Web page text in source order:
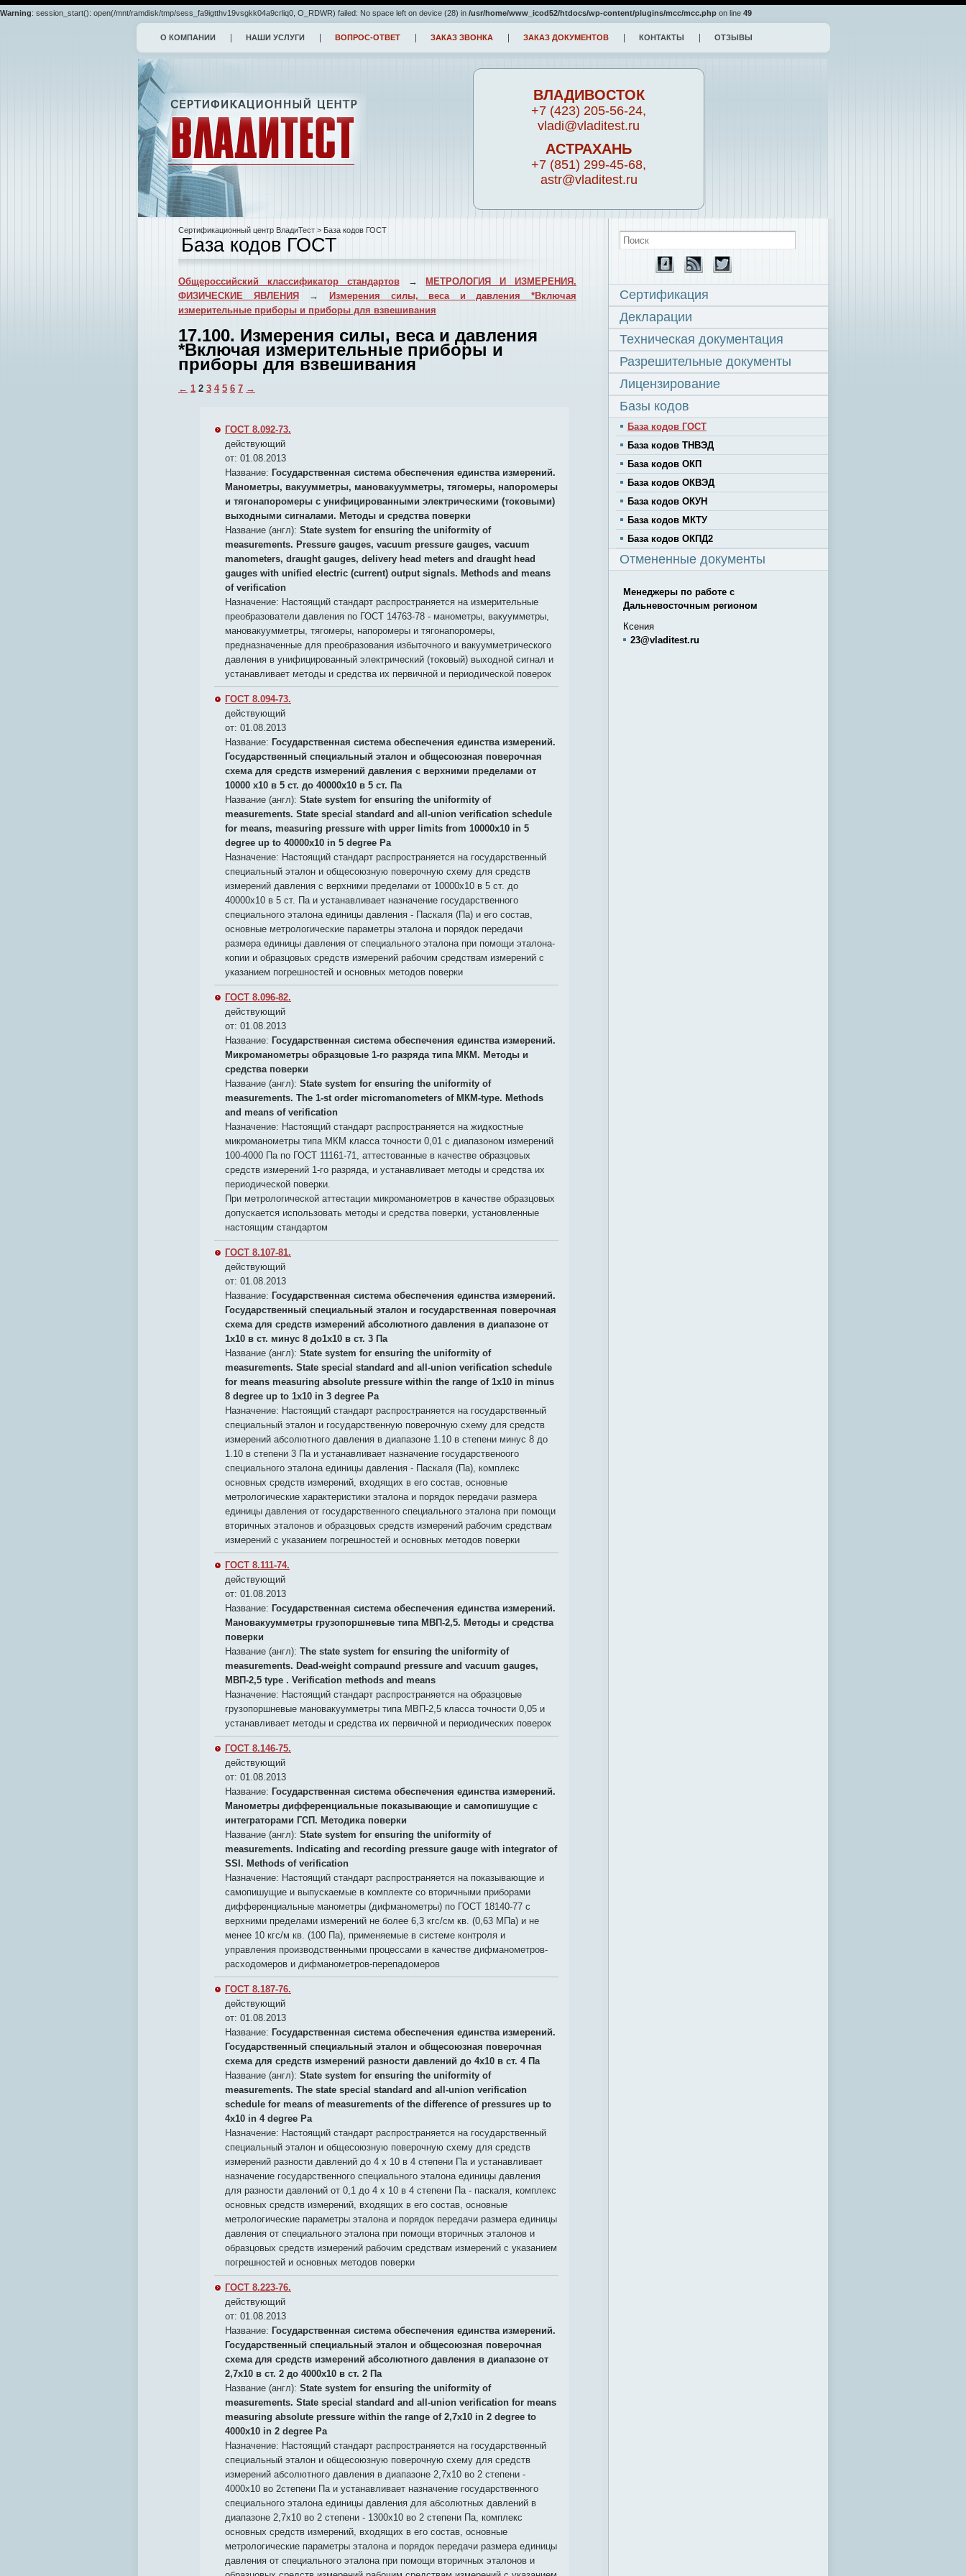
Warning: session_start(): open(/mnt/ramdisk/tmp/sess_fa9igtthv19vsgkk04a9crliq0, O_RDWR) failed: No space left on device (28) in /usr/home/www_icod52/htdocs/wp-content/plugins/mcc/mcc.php on line 49
О КОМПАНИИ НАШИ УСЛУГИ ВОПРОС-ОТВЕТ ЗАКАЗ ЗВОНКА ЗАКАЗ ДОКУМЕНТОВ КОНТАКТЫ ОТЗЫВЫ
ВЛАДИВОСТОК
+7 (423) 205-56-24,
vladi@vladitest.ru
АСТРАХАНЬ
+7 (851) 299-45-68,
astr@vladitest.ru
Сертификационный центр ВладиТест > База кодов ГОСТ
База кодов ГОСТ
Общероссийский классификатор стандартов→
МЕТРОЛОГИЯ И ИЗМЕРЕНИЯ.
ФИЗИЧЕСКИЕ ЯВЛЕНИЯ
→
Измерения силы, веса и давления *Включая
измерительные приборы и приборы для взвешивания
17.100. Измерения силы, веса и давления
*Включая измерительные приборы и
приборы для взвешивания
← 1 2 3 4 5 6 7 →
ГОСТ 8.092-73.
действующий
от: 01.08.2013
Название: Государственная система обеспечения единства измерений.
Манометры, вакуумметры, мановакуумметры, тягомеры, напоромеры
и тягонапоромеры с унифицированными электрическими (токовыми)
выходными сигналами. Методы и средства поверки
Название (англ): State system for ensuring the uniformity of
measurements. Pressure gauges, vacuum pressure gauges, vacuum
manometers, draught gauges, delivery head meters and draught head
gauges with unified electric (current) output signals. Methods and means
of verification
Назначение: Настоящий стандарт распространяется на измерительные
преобразователи давления по ГОСТ 14763-78 - манометры, вакуумметры,
мановакуумметры, тягомеры, напоромеры и тягонапоромеры,
предназначенные для преобразования избыточного и вакуумметрического
давления в унифицированный электрический (токовый) выходной сигнал и
устанавливает методы и средства их первичной и периодической поверок
ГОСТ 8.094-73.
действующий
от: 01.08.2013
Название: Государственная система обеспечения единства измерений.
Государственный специальный эталон и общесоюзная поверочная
схема для средств измерений давления с верхними пределами от
10000 х10 в 5 ст. до 40000х10 в 5 ст. Па
Название (англ): State system for ensuring the uniformity of
measurements. State special standard and all-union verification schedule
for means, measuring pressure with upper limits from 10000x10 in 5
degree up to 40000x10 in 5 degree Pa
Назначение: Настоящий стандарт распространяется на государственный
специальный эталон и общесоюзную поверочную схему для средств
измерений давления с верхними пределами от 10000х10 в 5 ст. до
40000х10 в 5 ст. Па и устанавливает назначение государственного
специального эталона единицы давления - Паскаля (Па) и его состав,
основные метрологические параметры эталона и порядок передачи
размера единицы давления от специального эталона при помощи эталона-
копии и образцовых средств измерений рабочим средствам измерений с
указанием погрешностей и основных методов поверки
ГОСТ 8.096-82.
действующий
от: 01.08.2013
Название: Государственная система обеспечения единства измерений.
Микроманометры образцовые 1-го разряда типа МКМ. Методы и
средства поверки
Название (англ): State system for ensuring the uniformity of
measurements. The 1-st order micromanometers of МКМ-type. Methods
and means of verification
Назначение: Настоящий стандарт распространяется на жидкостные
микроманометры типа МКМ класса точности 0,01 с диапазоном измерений
100-4000 Па по ГОСТ 11161-71, аттестованные в качестве образцовых
средств измерений 1-го разряда, и устанавливает методы и средства их
периодической поверки.
При метрологической аттестации микроманометров в качестве образцовых
допускается использовать методы и средства поверки, установленные
настоящим стандартом
ГОСТ 8.107-81.
действующий
от: 01.08.2013
Название: Государственная система обеспечения единства измерений.
Государственный специальный эталон и государственная поверочная
схема для средств измерений абсолютного давления в диапазоне от
1x10 в ст. минус 8 до1х10 в ст. 3 Па
Название (англ): State system for ensuring the uniformity of
measurements. State special standard and all-union verification schedule
for means measuring absolute pressure within the range of 1x10 in minus
8 degree up to 1x10 in 3 degree Pa
Назначение: Настоящий стандарт распространяется на государственный
специальный эталон и государственную поверочную схему для средств
измерений абсолютного давления в диапазоне 1.10 в степени минус 8 до
1.10 в степени 3 Па и устанавливает назначение государственоого
специального эталона единицы давления - Паскаля (Па), комплекс
основных средств измерений, входящих в его состав, основные
метрологические характеристики эталона и порядок передачи размера
единицы давления от государственного специального эталона при помощи
вторичных эталонов и образцовых средств измерений рабочим средствам
измерений с указанием погрешностей и основных методов поверки
ГОСТ 8.111-74.
действующий
от: 01.08.2013
Название: Государственная система обеспечения единства измерений.
Мановакуумметры грузопоршневые типа МВП-2,5. Методы и средства
поверки
Название (англ): The state system for ensuring the uniformity of
measurements. Dead-weight compaund pressure and vacuum gauges,
МВП-2,5 type . Verification methods and means
Назначение: Настоящий стандарт распространяется на образцовые
грузопоршневые мановакуумметры типа МВП-2,5 класса точности 0,05 и
устанавливает методы и средства их первичной и периодических поверок
ГОСТ 8.146-75.
действующий
от: 01.08.2013
Название: Государственная система обеспечения единства измерений.
Манометры дифференциальные показывающие и самопишущие с
интеграторами ГСП. Методика поверки
Название (англ): State system for ensuring the uniformity of
measurements. Indicating and recording pressure gauge with integrator of
SSI. Methods of verification
Назначение: Настоящий стандарт распространяется на показывающие и
самопишущие и выпускаемые в комплекте со вторичными приборами
дифференциальные манометры (дифманометры) по ГОСТ 18140-77 с
верхними пределами измерений не более 6,3 кгс/см кв. (0,63 МПа) и не
менее 10 кгс/м кв. (100 Па), применяемые в системе контроля и
управления производственными процессами в качестве дифманометров-
расходомеров и дифманометров-перепадомеров
ГОСТ 8.187-76.
действующий
от: 01.08.2013
Название: Государственная система обеспечения единства измерений.
Государственный специальный эталон и общесоюзная поверочная
схема для средств измерений разности давлений до 4x10 в ст. 4 Па
Название (англ): State system for ensuring the uniformity of
measurements. The state special standard and all-union verification
schedule for means of measurements of the difference of pressures up to
4x10 in 4 degree Pa
Назначение: Настоящий стандарт распространяется на государственный
специальный эталон и общесоюзную поверочную схему для средств
измерений разности давлений до 4 х 10 в 4 степени Па и устанавливает
назначение государственного специального эталона единицы давления
для разности давлений от 0,1 до 4 х 10 в 4 степени Па - паскаля, комплекс
основных средств измерений, входящих в его состав, основные
метрологические параметры эталона и порядок передачи размера единицы
давления от специального эталона при помощи вторичных эталонов и
образцовых средств измерений рабочим средствам измерений с указанием
погрешностей и основных методов поверки
ГОСТ 8.223-76.
действующий
от: 01.08.2013
Название: Государственная система обеспечения единства измерений.
Государственный специальный эталон и общесоюзная поверочная
схема для средств измерений абсолютного давления в диапазоне от
2,7x10 в ст. 2 до 4000х10 в ст. 2 Па
Название (англ): State system for ensuring the uniformity of
measurements. State special standard and all-union verification for means
measuring absolute pressure within the range of 2,7x10 in 2 degree to
4000x10 in 2 degree Pa
Назначение: Настоящий стандарт распространяется на государственный
специальный эталон и общесоюзную поверочную схему для средств
измерений абсолютного давления в диапазоне 2,7х10 во 2 степени -
4000х10 во 2степени Па и устанавливает назначение государственного
специального эталона единицы давления для абсолютных давлений в
диапазоне 2,7х10 во 2 степени - 1300х10 во 2 степени Па, комплекс
основных средств измерений, входящих в его состав, основные
метрологические параметры эталона и порядок передачи размера единицы
давления от специального эталона при помощи вторичных эталонов и
Сертификация
Декларации
Техническая документация
Разрешительные документы
Лицензирование
Базы кодов
База кодов ГОСТ
База кодов ТНВЭД
База кодов ОКП
База кодов ОКВЭД
База кодов ОКУН
База кодов МКТУ
База кодов ОКПД2
Отмененные документы
Менеджеры по работе с
Дальневосточным регионом
Ксения
23@vladitest.ru